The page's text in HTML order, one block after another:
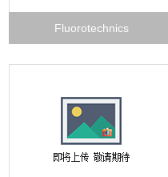
Fluorotechnics